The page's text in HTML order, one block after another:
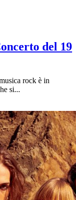
del 19
rock è in
si...